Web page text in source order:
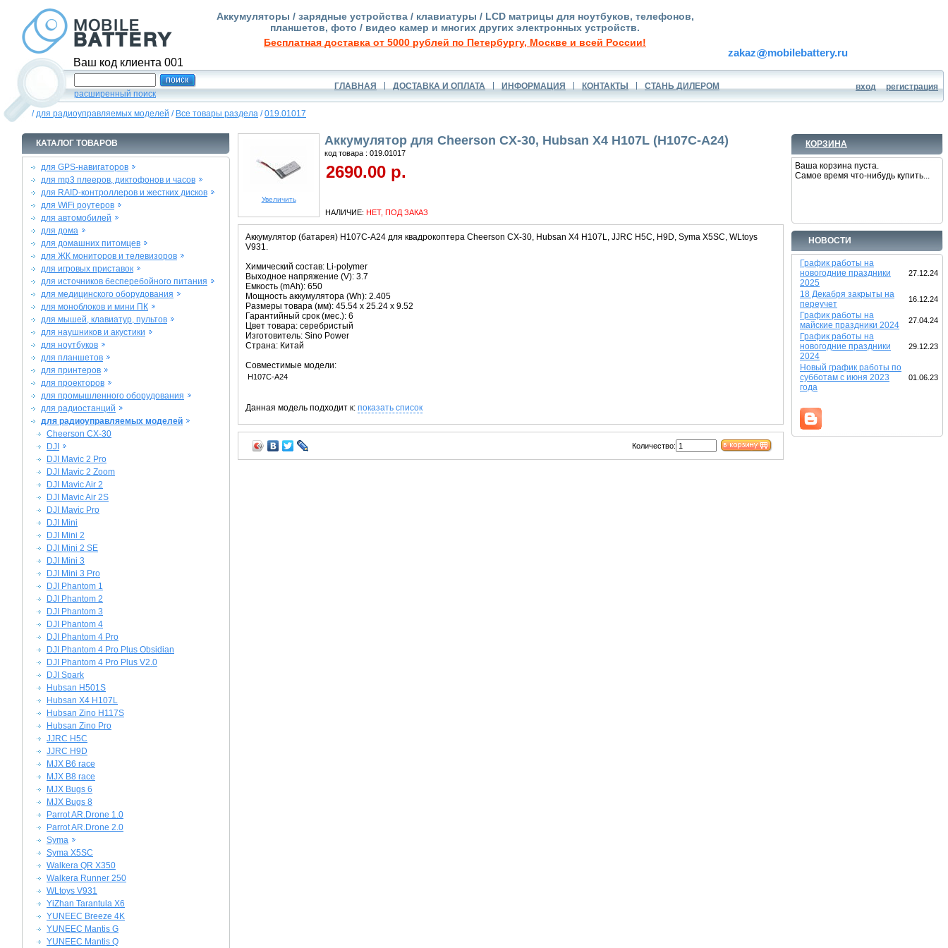
Ваш код клиента 001
Аккумуляторы / зарядные устройства / клавиатуры / LCD матрицы для ноутбуков, телефонов,
планшетов, фото / видео камер и многих других электронных устройств.
Бесплатная доставка от 5000 рублей по Петербургу, Москве и всей России!
zakaz mobilebattery.ru
расширенный поиск
ГЛАВНАЯ ДОСТАВКА И ОПЛАТА ИНФОРМАЦИЯ КОНТАКТЫ СТАНЬ ДИЛЕРОМ вход регистрация
/для радиоуправляемых моделей / Все товары раздела /019.01017
КОРЗИНА
Ваша корзина пуста.
Самое время что-нибудь купить...
НОВОСТИ
График работы на
новогодние праздники
2025
27.12.24
18 Декабря закрыты на
переучет
16.12.24
График работы на
майские праздники 2024
27.04.24
График работы на
новогодние праздники
2024
29.12.23
Новый график работы по
субботам с июня 2023
года
01.06.23
КАТАЛОГ ТОВАРОВ
для GPS-навигаторов
для mp3 плееров, диктофонов и часов
для RAID-контроллеров и жестких дисков
для WiFi роутеров
для автомобилей
для дома
для домашних питомцев
для ЖК мониторов и телевизоров
для игровых приставок
для источников бесперебойного питания
для медицинского оборудования
для моноблоков и мини ПК
для мышей, клавиатур, пультов
для наушников и акустики
для ноутбуков
для планшетов
для принтеров
для проекторов
для промышленного оборудования
для радиостанций
для радиоуправляемых моделей
Cheerson CX-30
DJI
DJI Mavic 2 Pro
DJI Mavic 2 Zoom
DJI Mavic Air 2
DJI Mavic Air 2S
DJI Mavic Pro
DJI Mini
DJI Mini 2
DJI Mini 2 SE
DJI Mini 3
DJI Mini 3 Pro
DJI Phantom 1
DJI Phantom 2
DJI Phantom 3
DJI Phantom 4
DJI Phantom 4 Pro
DJI Phantom 4 Pro Plus Obsidian
DJI Phantom 4 Pro Plus V2.0
DJI Spark
Hubsan H501S
Hubsan X4 H107L
Hubsan Zino H117S
Hubsan Zino Pro
JJRC H5C
JJRC H9D
MJX B6 race
MJX B8 race
MJX Bugs 6
MJX Bugs 8
Parrot AR.Drone 1.0
Parrot AR.Drone 2.0
Syma
Syma X5SC
Walkera QR X350
Walkera Runner 250
WLtoys V931
YiZhan Tarantula X6
YUNEEC Breeze 4K
YUNEEC Mantis G
YUNEEC Mantis Q
Увеличить
Аккумулятор для Cheerson CX-30, Hubsan X4 H107L (H107C-A24)
код товара : 019.01017
2690.00 р.
НАЛИЧИЕ: НЕТ, ПОД ЗАКАЗ
Аккумулятор (батарея) H107C-A24 для квадрокоптера Cheerson CX-30, Hubsan X4 H107L, JJRC H5C, H9D, Syma X5SC, WLtoys
V931.
Химический состав: Li-polymer
Выходное напряжение (V): 3.7
Емкость (mAh): 650
Мощность аккумулятора (Wh): 2.405
Размеры товара (мм): 45.54 x 25.24 x 9.52
Гарантийный срок (мес.): 6
Цвет товара: серебристый
Изготовитель: Sino Power
Страна: Китай
Совместимые модели:
H107C-A24
Данная модель подходит к: показать список
Количество: